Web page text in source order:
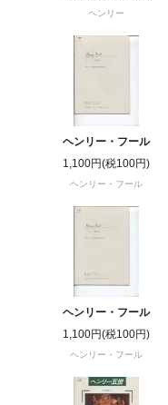
ヘンリー
ヘンリー・フール
1,100円(税100円)
ヘンリー・フール
ヘンリー・フール
1,100円(税100円)
ヘンリー・フール